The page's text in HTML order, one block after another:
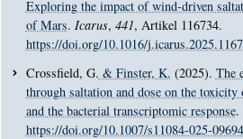
Exploring the impact of wind-driven
of Mars. Icarus, 441, Artikel 116734.
https://doi.org/10.1016/
Crossfield, G. & Finster, K. (2025). The
through saltation and dose on the toxicity
and the bacterial transcriptomic response.
https://doi.org/10.1007/s11084-025-